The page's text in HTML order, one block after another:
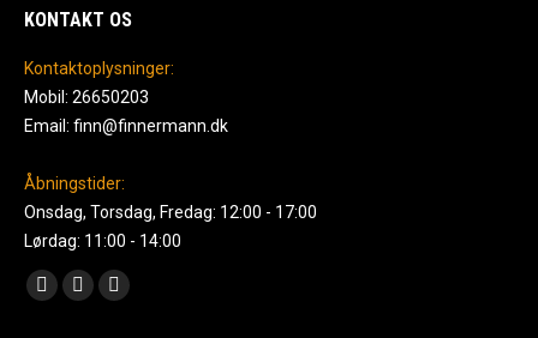
KONTAKT OS
Kontaktoplysninger:
Mobil: 26650203
Email: finn@finnermann.dk
Åbningstider:
Onsdag, Torsdag, Fredag: 12:00 - 17:00
Lørdag: 11:00 - 14:00
Find us on:
Facebook
Instagram
Mail